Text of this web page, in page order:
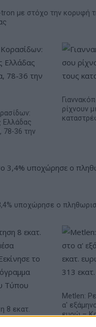
με στόχο την κορυφή
Ελλάδας
78-36 την
ρίχνουν
υποχώρησε ο
8 εκατ.
Metlen:
α'
ευρώ –